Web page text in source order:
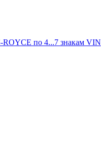
ROYCE по 4...7 знакам VIN